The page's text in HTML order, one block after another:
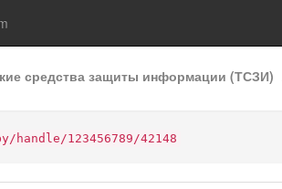
средства защиты информации (ТСЗИ)
123456789/42148